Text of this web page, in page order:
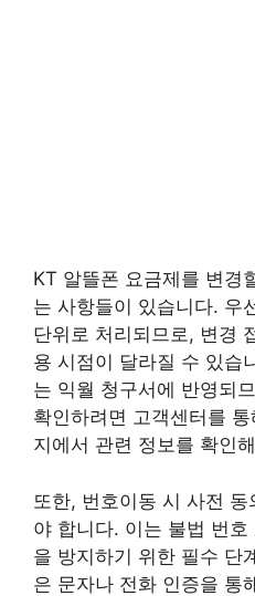
KT 알뜰폰 요금제를 변경
는 사항들이 있습니다. 우
단위로 처리되므로, 변경
용 시점이 달라질 수 있습
는 익월 청구서에 반영되
확인하려면 고객센터를
지에서 관련 정보를 확인
또한, 번호이동 시 사전
야 합니다. 이는 불법 번
을 방지하기 위한 필수 단
은 문자나 전화 인증을 통